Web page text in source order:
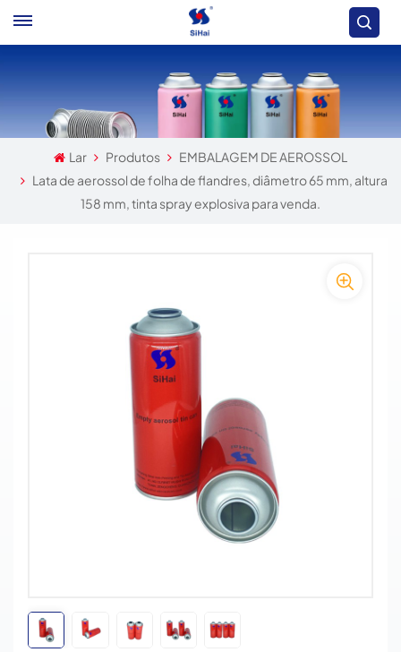
Lar Produtos
EMBALAGEM DE AEROSSOL
Lata de aerossol de folha de flandres, diâmetro 65 mm, altura
158 mm, tinta spray explosiva para venda.